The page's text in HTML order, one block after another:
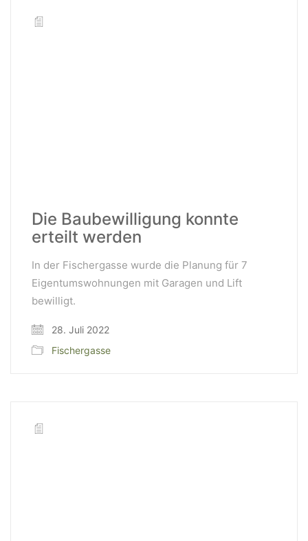
Die Baubewilligung konnte
erteilt werden
In der Fischergasse wurde die Planung für 7
Eigentumswohnungen mit Garagen und Lift
bewilligt.
28. Juli 2022
Fischergasse